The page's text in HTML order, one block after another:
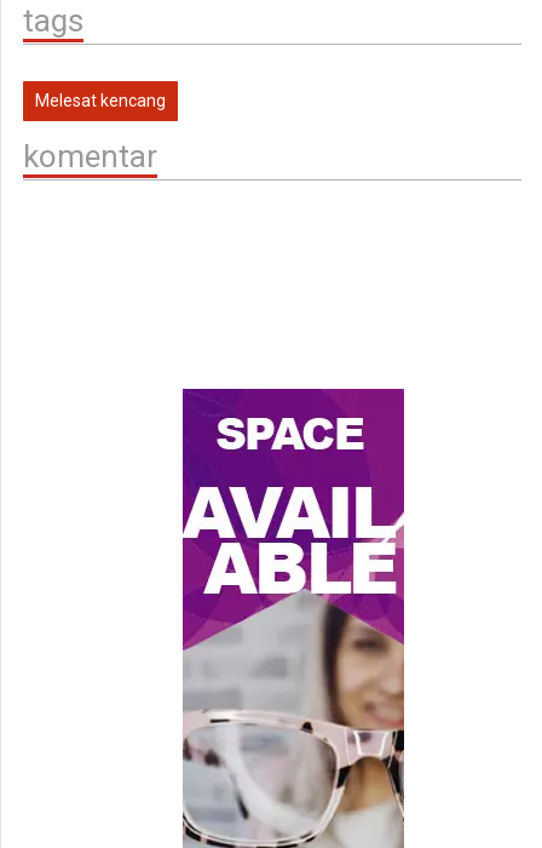
tags
Melesat kencang
komentar